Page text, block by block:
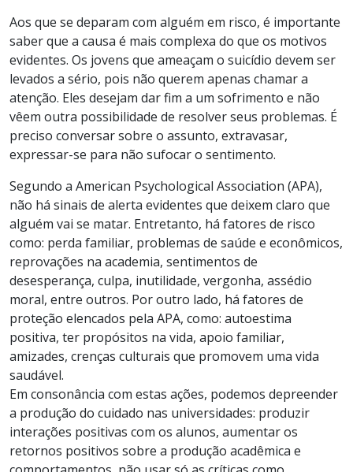
Aos que se deparam com alguém em risco, é importante
saber que a causa é mais complexa do que os motivos
evidentes. Os jovens que ameaçam o suicídio devem ser
levados a sério, pois não querem apenas chamar a
atenção. Eles desejam dar fim a um sofrimento e não
vêem outra possibilidade de resolver seus problemas. É
preciso conversar sobre o assunto, extravasar,
expressar-se para não sufocar o sentimento.
Segundo a American Psychological Association (APA),
não há sinais de alerta evidentes que deixem claro que
alguém vai se matar. Entretanto, há fatores de risco
como: perda familiar, problemas de saúde e econômicos,
reprovações na academia, sentimentos de
desesperança, culpa, inutilidade, vergonha, assédio
moral, entre outros. Por outro lado, há fatores de
proteção elencados pela APA, como: autoestima
positiva, ter propósitos na vida, apoio familiar,
amizades, crenças culturais que promovem uma vida
saudável.
Em consonância com estas ações, podemos depreender
a produção do cuidado nas universidades: produzir
interações positivas com os alunos, aumentar os
retornos positivos sobre a produção acadêmica e